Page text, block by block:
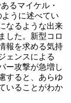
るマイケル・
うに述べてい
なるような出来
した。新型コロ
報を求める気持
ェンスによる
ー攻撃が急増し
すると、あらゆ
いることがわか